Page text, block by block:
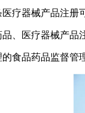
器械产品注册
医疗器械产品
品药品监督管